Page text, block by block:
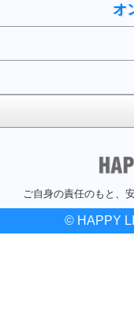
オ
ご自身の責任のもと、
© HAPPY